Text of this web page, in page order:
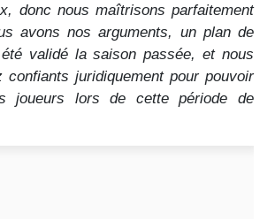
donc nous maîtrisons parfaitement
avons nos arguments, un plan de
validé la saison passée, et nous
confiants juridiquement pour pouvoir
joueurs lors de cette période de